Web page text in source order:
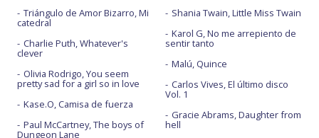
Triángulo de Amor Bizarro, Mi
catedral
Charlie Puth, Whatever's
clever
Olivia Rodrigo, You seem
pretty sad for a girl so in love
Kase.O, Camisa de fuerza
Paul McCartney, The boys of
Dungeon Lane
Shania Twain, Little Miss Twain
Karol G, No me arrepiento de
sentir tanto
Malú, Quince
Carlos Vives, El último disco
Vol. 1
Gracie Abrams, Daughter from
hell